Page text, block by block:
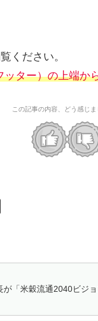
ください。
ター）の上端か
この記事の内容、どう感じま
が「米穀流通2040ビジ